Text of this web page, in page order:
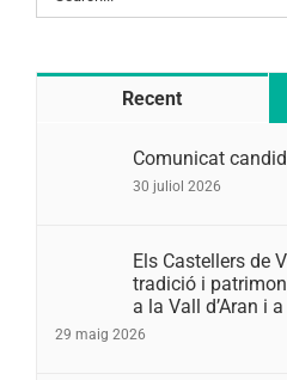
for:
Recent
Comunicat
30 juliol 2026
Els Castellers de
tradició i
a la Vall d’Aran i
29 maig 2026